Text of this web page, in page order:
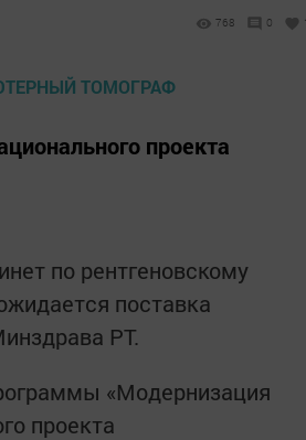
768 0
проекта
по рентгеновскому
поставка
РТ.
«Модернизация
проекта